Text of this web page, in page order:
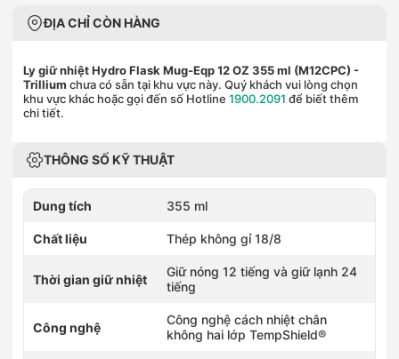
ĐỊA CHỈ CÒN HÀNG
Ly giữ nhiệt Hydro Flask Mug-Eqp 12 OZ 355 ml (M12CPC) -
Trillium chưa có sẵn tại khu vực này. Quý khách vui lòng chọn
khu vực khác hoặc gọi đến số Hotline 1900.2091 để biết thêm
chi tiết.
THÔNG SỐ KỸ THUẬT
Dung tích 355 ml
Chất liệu Thép không gỉ 18/8
Thời gian giữ nhiệt
Giữ nóng 12 tiếng và giữ lạnh 24
tiếng
Công nghệ
Công nghệ cách nhiệt chân
không hai lớp TempShield®️